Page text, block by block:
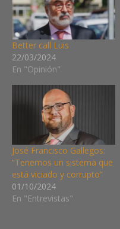
Better call Luis
22/03/2024
En "Opinión"
José Francisco Gallegos:
“Tenemos un sistema que
está viciado y corrupto”
01/10/2024
En "Entrevistas"